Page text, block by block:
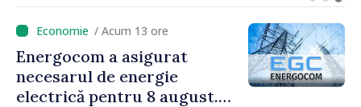
/ Acum 13 ore
Energocom a asigurat
necesarul de energie
electrică pentru 8 august.